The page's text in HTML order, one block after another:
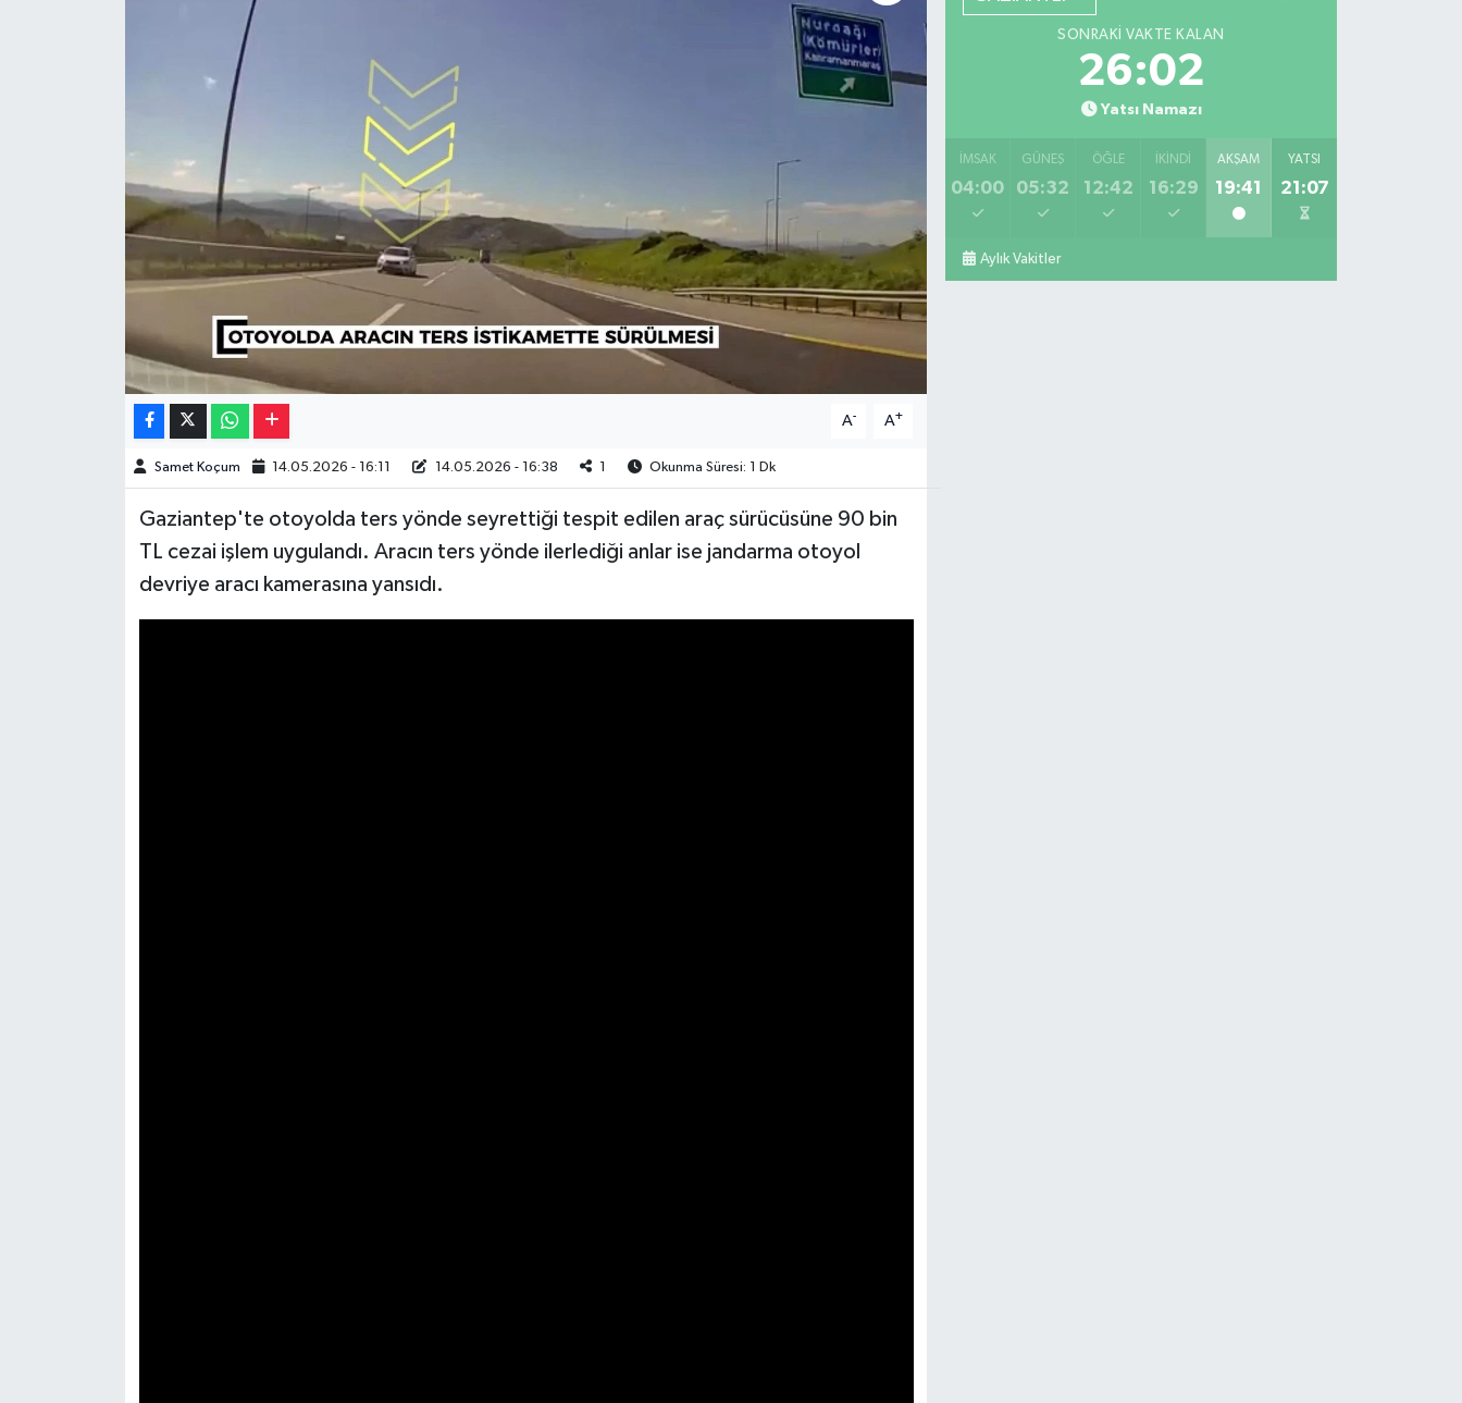
A- A+
Samet Koçum 14.05.2026 - 16:11 14.05.2026 - 16:38 Okunma Süresi: 1 Dk
Gaziantep'te otoyolda ters yönde seyrettiği tespit edilen araç sürücüsüne 90 bin
TL cezai işlem uygulandı. Aracın ters yönde ilerlediği anlar ise jandarma otoyol
devriye aracı kamerasına yansıdı.
SONRAKI VAKTE KALAN
26:01
Yatsı Namazı
İMSAK
04:00
GÜNEŞ
05:32
ÖĞLE
12:42
İKINDI
16:29
AKŞAM
19:41
YATSI
21:07
Aylık Vakitler
Resmi İlanlar
Sinemalar